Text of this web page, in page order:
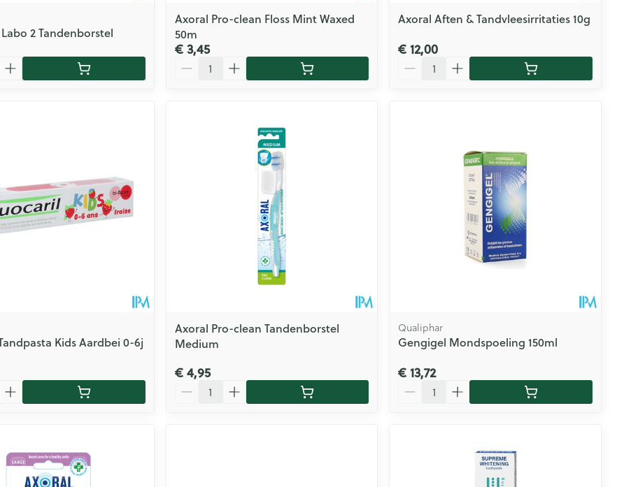
2 Tandenborstel
Axoral Pro-clean Floss Mint Waxed
50m
€ 3,45
Axoral Aften & Tandvleesirritaties 10g
€ 12,00
Kids Aardbei 0-6j
Axoral Pro-clean Tandenborstel
Medium
€ 4,95
Qualiphar
Gengigel Mondspoeling 150ml
€ 13,72